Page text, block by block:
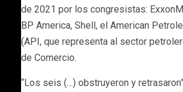
de 2021 por los congresistas:
BP America, Shell, el American
(API, que representa al sector
de Comercio.
“Los seis (…) obstruyeron y